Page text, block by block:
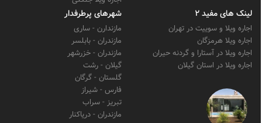
لینک های مفید 2
اجاره ویلا و سوییت در تهران
اجاره ویلا هرمزگان
اجاره ویلا در آستارا و گردنه حیران
اجاره ویلا در استان گیلان
شهرهای پرطرفدار
مازندارن - ساری
مازندران - بابلسر
مازندران - خزرشهر
گیلان - رشت
گلستان - گرگان
فارس - شیراز
تبریز - سراب
مازندران - دریاکنار